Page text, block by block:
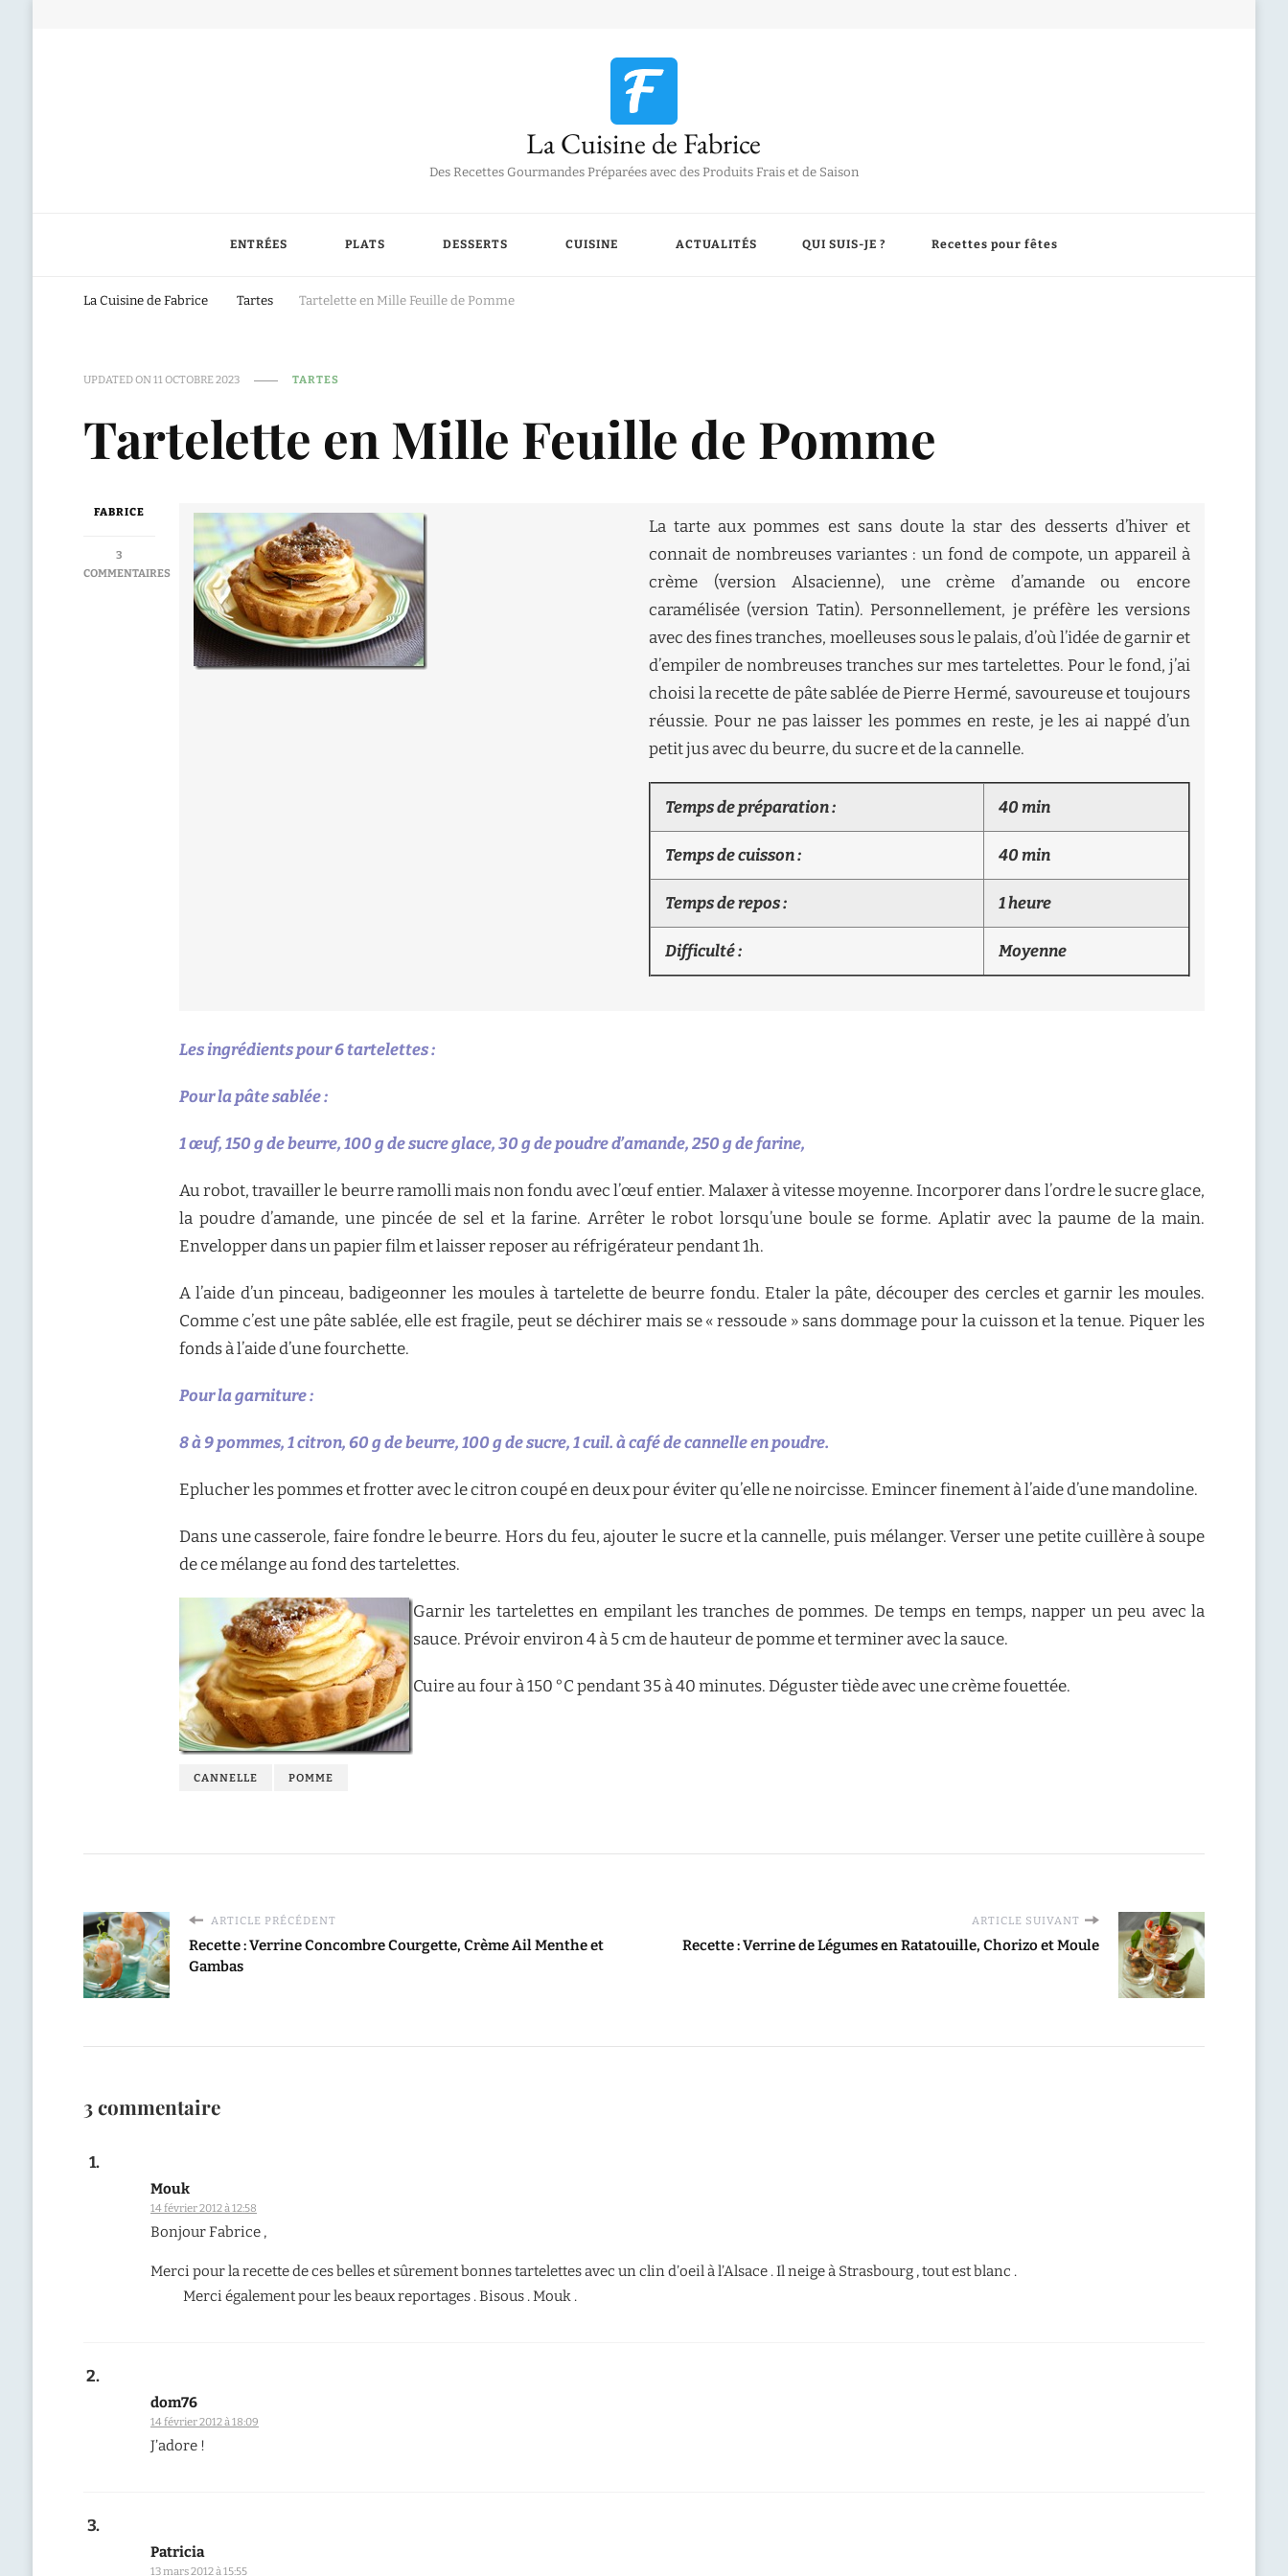
La Cuisine de Fabrice
Des Recettes Gourmandes Préparées avec des Produits Frais et de Saison
ENTRÉES PLATS DESSERTS CUISINE ACTUALITÉS QUI SUIS-JE ? Recettes pour fêtes
La Cuisine de Fabrice Tartes Tartelette en Mille Feuille de Pomme
UPDATED ON11 OCTOBRE 2023 TARTES
Tartelette en Mille Feuille de Pomme
FABRICE
3
COMMENTAIRES
La tarte aux pommes est sans doute la star des desserts d’hiver et
connait de nombreuses variantes : un fond de compote, un appareil à
crème (version Alsacienne), une crème d’amande ou encore
caramélisée (version Tatin). Personnellement, je préfère les versions
avec des fines tranches, moelleuses sous le palais, d’où l’idée de garnir et
d’empiler de nombreuses tranches sur mes tartelettes. Pour le fond, j’ai
choisi la recette de pâte sablée de Pierre Hermé, savoureuse et toujours
réussie. Pour ne pas laisser les pommes en reste, je les ai nappé d’un
petit jus avec du beurre, du sucre et de la cannelle.
Temps de préparation : 40 min
Temps de cuisson : 40 min
Temps de repos : 1 heure
Difficulté : Moyenne
Les ingrédients pour 6 tartelettes :
Pour la pâte sablée :
1 œuf, 150 g de beurre, 100 g de sucre glace, 30 g de poudre d’amande, 250 g de farine,
Au robot, travailler le beurre ramolli mais non fondu avec l’œuf entier. Malaxer à vitesse moyenne. Incorporer dans l’ordre le sucre glace,
la poudre d’amande, une pincée de sel et la farine. Arrêter le robot lorsqu’une boule se forme. Aplatir avec la paume de la main.
Envelopper dans un papier film et laisser reposer au réfrigérateur pendant 1h.
A l’aide d’un pinceau, badigeonner les moules à tartelette de beurre fondu. Etaler la pâte, découper des cercles et garnir les moules.
Comme c’est une pâte sablée, elle est fragile, peut se déchirer mais se « ressoude » sans dommage pour la cuisson et la tenue. Piquer les
fonds à l’aide d’une fourchette.
Pour la garniture :
8 à 9 pommes, 1 citron, 60 g de beurre, 100 g de sucre, 1 cuil. à café de cannelle en poudre.
Eplucher les pommes et frotter avec le citron coupé en deux pour éviter qu’elle ne noircisse. Emincer finement à l’aide d’une mandoline.
Dans une casserole, faire fondre le beurre. Hors du feu, ajouter le sucre et la cannelle, puis mélanger. Verser une petite cuillère à soupe
de ce mélange au fond des tartelettes.
Garnir les tartelettes en empilant les tranches de pommes. De temps en temps, napper un peu avec la
sauce. Prévoir environ 4 à 5 cm de hauteur de pomme et terminer avec la sauce.
Cuire au four à 150 °C pendant 35 à 40 minutes. Déguster tiède avec une crème fouettée.
CANNELLE POMME
ARTICLE PRÉCÉDENT
Recette : Verrine Concombre Courgette, Crème Ail Menthe et
Gambas
ARTICLE SUIVANT
Recette : Verrine de Légumes en Ratatouille, Chorizo et Moule
3 commentaire
Mouk
14 février 2012 à 12:58
Bonjour Fabrice ,
Merci pour la recette de ces belles et sûrement bonnes tartelettes avec un clin d’oeil à l’Alsace . Il neige à Strasbourg , tout est blanc .
Merci également pour les beaux reportages . Bisous . Mouk .
dom76
14 février 2012 à 18:09
J’adore !
Patricia
13 mars 2012 à 15:55